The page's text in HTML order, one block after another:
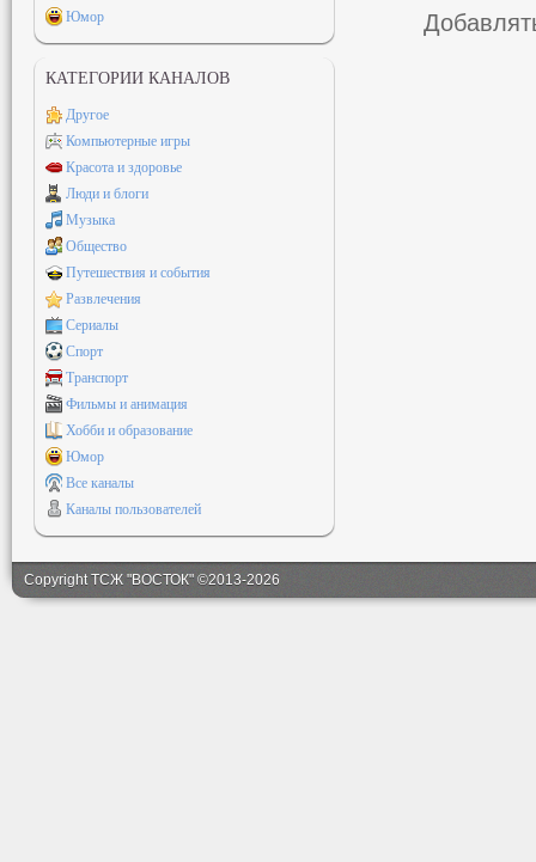
Юмор
КАТЕГОРИИ КАНАЛОВ
Другое
Компьютерные игры
Красота и здоровье
Люди и блоги
Музыка
Общество
Путешествия и события
Развлечения
Сериалы
Спорт
Транспорт
Фильмы и анимация
Хобби и образование
Юмор
Все каналы
Каналы пользователей
Copyright ТСЖ "ВОСТОК" ©2013-2026